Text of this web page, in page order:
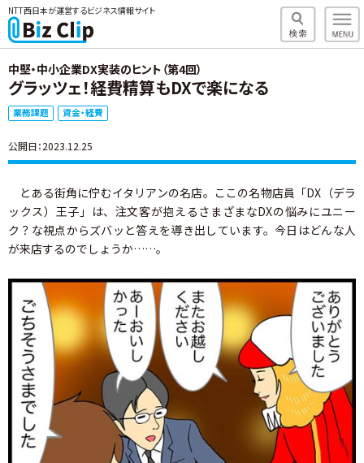
NTT西日本が運営するビジネス情報サイト
中堅・中小企業DX実装のヒント（第4回）
グラッツェ！経費精算もDXで楽になる
業務課題 資金・経費
公開日：2023.12.25
とある街角に佇むイタリアンの名店。ここの名物店員「DX（デラ
ックス）王子」は、注文客が抱えるさまざまなDXの悩みにユニー
ク？な視点からズバッと答えを導き出しています。今日はどんな人
が来店するのでしょうか……。